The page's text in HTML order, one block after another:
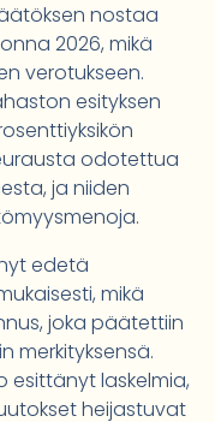
nostaa
2026, mikä
verotukseen.
esityksen
odotettua
ja niiden
edetä
mikä
joka päätettiin
merkityksensä.
esittänyt laskelmia,
heijastuvat